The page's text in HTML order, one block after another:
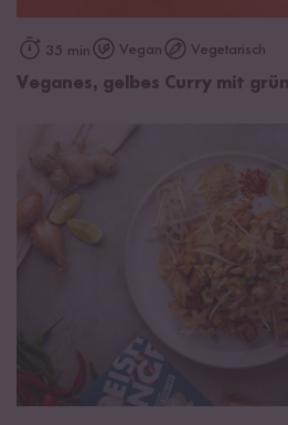
35 min Vegan Vegetarisch
Veganes, gelbes Curry mit